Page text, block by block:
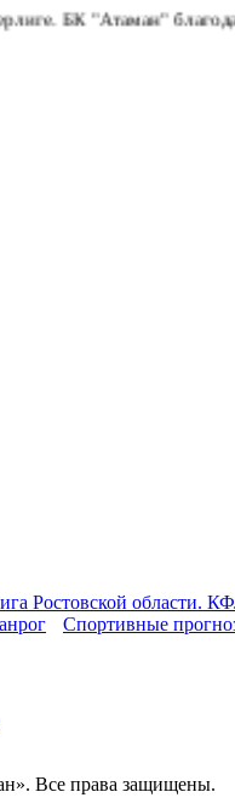
БК "Атаман" благодарит
Ростовской области.
Спортивные
Все права защищены.